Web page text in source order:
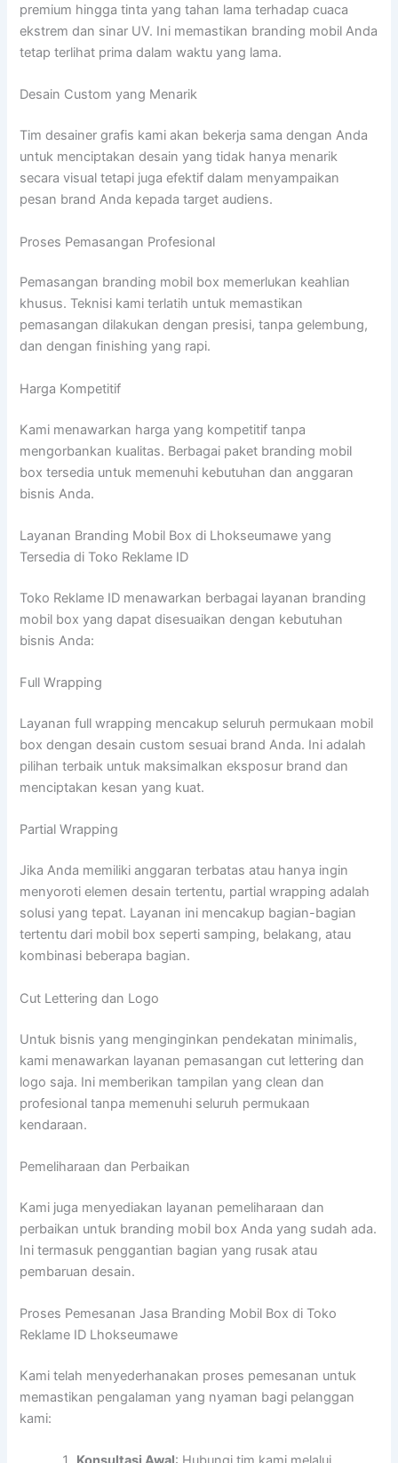
premium hingga tinta yang tahan lama terhadap cuaca
ekstrem dan sinar UV. Ini memastikan branding mobil Anda
tetap terlihat prima dalam waktu yang lama.
Desain Custom yang Menarik
Tim desainer grafis kami akan bekerja sama dengan Anda
untuk menciptakan desain yang tidak hanya menarik
secara visual tetapi juga efektif dalam menyampaikan
pesan brand Anda kepada target audiens.
Proses Pemasangan Profesional
Pemasangan branding mobil box memerlukan keahlian
khusus. Teknisi kami terlatih untuk memastikan
pemasangan dilakukan dengan presisi, tanpa gelembung,
dan dengan finishing yang rapi.
Harga Kompetitif
Kami menawarkan harga yang kompetitif tanpa
mengorbankan kualitas. Berbagai paket branding mobil
box tersedia untuk memenuhi kebutuhan dan anggaran
bisnis Anda.
Layanan Branding Mobil Box di Lhokseumawe yang
Tersedia di Toko Reklame ID
Toko Reklame ID menawarkan berbagai layanan branding
mobil box yang dapat disesuaikan dengan kebutuhan
bisnis Anda:
Full Wrapping
Layanan full wrapping mencakup seluruh permukaan mobil
box dengan desain custom sesuai brand Anda. Ini adalah
pilihan terbaik untuk maksimalkan eksposur brand dan
menciptakan kesan yang kuat.
Partial Wrapping
Jika Anda memiliki anggaran terbatas atau hanya ingin
menyoroti elemen desain tertentu, partial wrapping adalah
solusi yang tepat. Layanan ini mencakup bagian-bagian
tertentu dari mobil box seperti samping, belakang, atau
kombinasi beberapa bagian.
Cut Lettering dan Logo
Untuk bisnis yang menginginkan pendekatan minimalis,
kami menawarkan layanan pemasangan cut lettering dan
logo saja. Ini memberikan tampilan yang clean dan
profesional tanpa memenuhi seluruh permukaan
kendaraan.
Pemeliharaan dan Perbaikan
Kami juga menyediakan layanan pemeliharaan dan
perbaikan untuk branding mobil box Anda yang sudah ada.
Ini termasuk penggantian bagian yang rusak atau
pembaruan desain.
Proses Pemesanan Jasa Branding Mobil Box di Toko
Reklame ID Lhokseumawe
Kami telah menyederhanakan proses pemesanan untuk
memastikan pengalaman yang nyaman bagi pelanggan
kami: